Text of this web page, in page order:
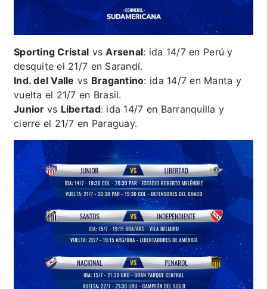
Sporting Cristal vsArsenal: ida 14/7 en Perú y
desquite el 21/7 en Sarandí.
Ind. del Valle vs Bragantino: ida 14/7 en Manta y
vuelta el 21/7 en Brasil.
Junior vs Libertad: ida 14/7 en Barranquilla y
cierre el 21/7 en Paraguay.